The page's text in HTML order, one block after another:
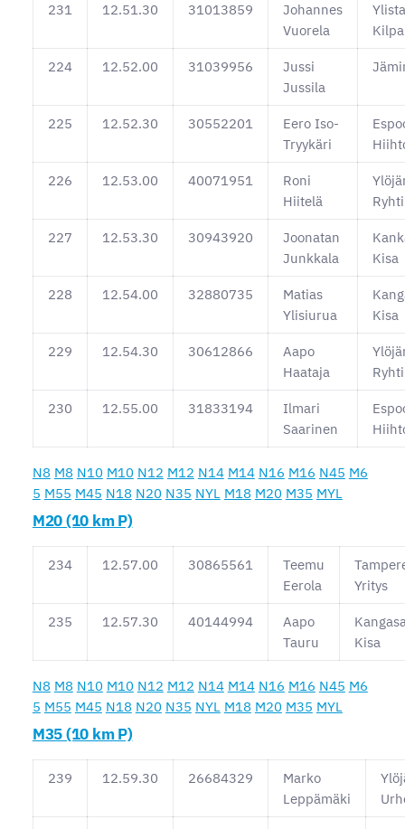
231 12.51.30 31013859
Johannes
Vuorela
224 12.52.00 31039956
Jussi
Jussila
225 12.52.30 30552201
Eero Iso-
Tryykäri
226 12.53.00 40071951
Roni
Hiitelä
Ryhti
227 12.53.30 30943920
Joonatan
Junkkala
Kisa
228 12.54.00 32880735
Matias
Ylisiurua
Kisa
229 12.54.30 30612866
Aapo
Haataja
Ryhti
230 12.55.00 31833194
Ilmari
Saarinen
N8 M8 N10 M10 N12 M12 N14 M14 N16 M16 N45 M6
5 M55 M45 N18 N20 N35 NYL M18 M20 M35 MYL
M20 (10 km P)
234 12.57.00 30865561
Teemu
Eerola
Yritys
235 12.57.30 40144994
Aapo
Tauru
Kisa
N8 M8 N10 M10 N12 M12 N14 M14 N16 M16 N45 M6
5 M55 M45 N18 N20 N35 NYL M18 M20 M35 MYL
M35 (10 km P)
239 12.59.30 26684329
Marko
Leppämäki